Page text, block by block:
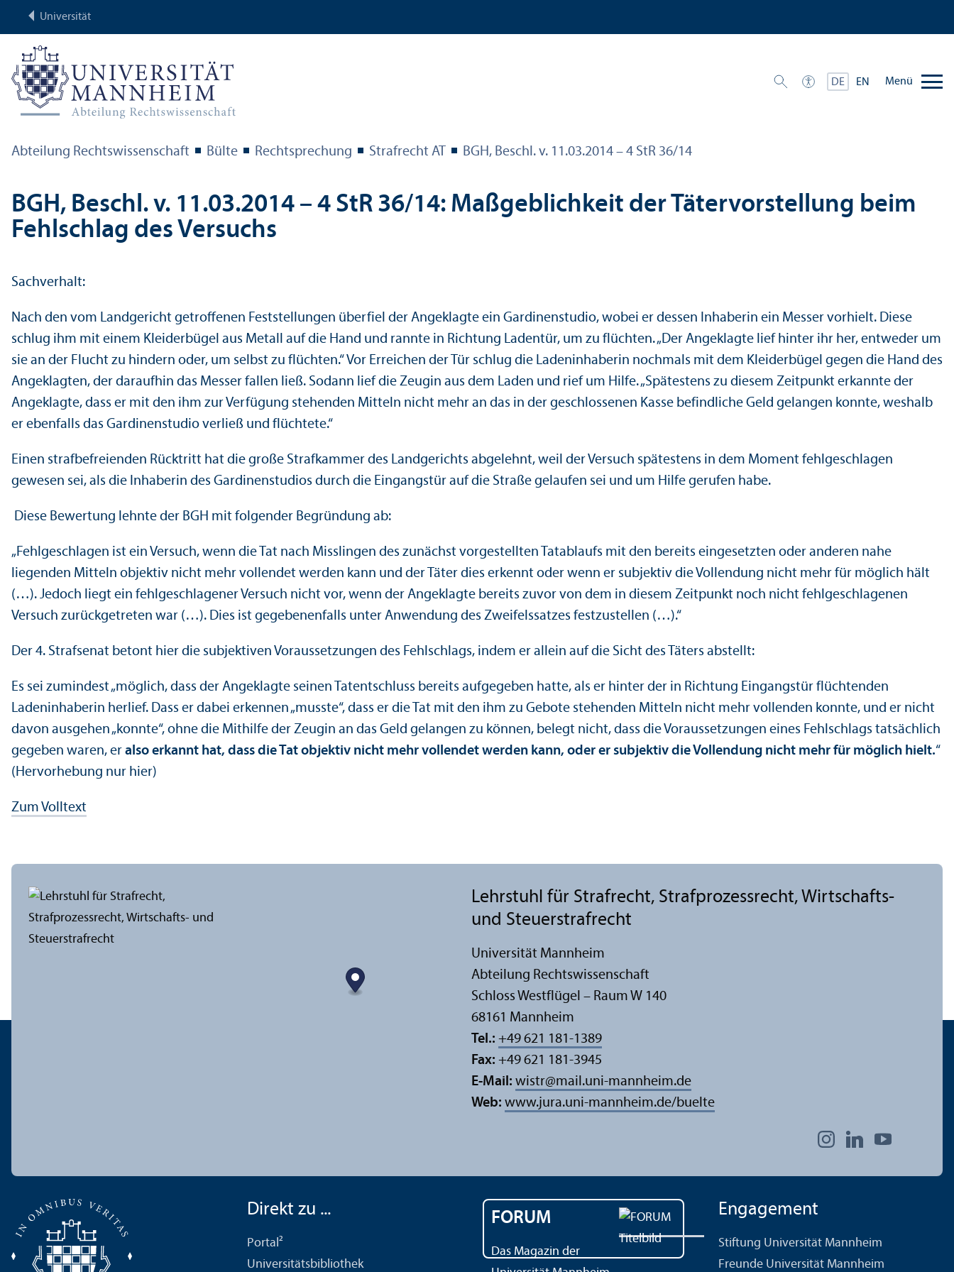
Universität
DE EN Menü
Abteilung Rechts­wissenschaft Bülte Rechts­prechung Strafrecht AT BGH, Beschl. v. 11.03.2014 – 4 StR 36/14
BGH, Beschl. v. 11.03.2014 – 4 StR 36/14: Maßgeblichkeit der Tätervorstellung beim
Fehlschlag des Versuchs
Sachverhalt:
Nach den vom Landgericht getroffenen Feststellungen überfiel der Angeklagte ein Gardinenstudio, wobei er dessen Inhaberin ein Messer vorhielt. Diese
schlug ihm mit einem Kleiderbügel aus Metall auf die Hand und rannte in Richtung Ladentür, um zu flüchten. „Der Angeklagte lief hinter ihr her, entweder um
sie an der Flucht zu hindern oder, um selbst zu flüchten.“ Vor Erreichen der Tür schlug die Ladeninhaberin nochmals mit dem Kleiderbügel gegen die Hand des
Angeklagten, der daraufhin das Messer fallen ließ. Sodann lief die Zeugin aus dem Laden und rief um Hilfe. „Spätestens zu diesem Zeitpunkt erkannte der
Angeklagte, dass er mit den ihm zur Verfügung stehenden Mitteln nicht mehr an das in der geschlossenen Kasse befindliche Geld gelangen konnte, weshalb
er ebenfalls das Gardinenstudio verließ und flüchtete.“
Einen strafbefreienden Rücktritt hat die große Strafkammer des Landgerichts abgelehnt, weil der Versuch spätestens in dem Moment fehlgeschlagen
gewesen sei, als die Inhaberin des Gardinenstudios durch die Eingangstür auf die Straße gelaufen sei und um Hilfe gerufen habe.
Diese Bewertung lehnte der BGH mit folgender Begründung ab:
„Fehlgeschlagen ist ein Versuch, wenn die Tat nach Misslingen des zunächst vorgestellten Tatablaufs mit den bereits eingesetzten oder anderen nahe
liegenden Mitteln objektiv nicht mehr vollendet werden kann und der Täter dies erkennt oder wenn er subjektiv die Vollendung nicht mehr für möglich hält
(…). Jedoch liegt ein fehlgeschlagener Versuch nicht vor, wenn der Angeklagte bereits zuvor von dem in diesem Zeitpunkt noch nicht fehlgeschlagenen
Versuch zurückgetreten war (…). Dies ist gegebenenfalls unter Anwendung des Zweifelssatzes festzustellen (…).“
Der 4. Strafsenat betont hier die subjektiven Voraussetzungen des Fehlschlags, indem er allein auf die Sicht des Täters abstellt:
Es sei zumindest „möglich, dass der Angeklagte seinen Tatentschluss bereits aufgegeben hatte, als er hinter der in Richtung Eingangstür flüchtenden
Ladeninhaberin herlief. Dass er dabei erkennen „musste“, dass er die Tat mit den ihm zu Gebote stehenden Mitteln nicht mehr vollenden konnte, und er nicht
davon ausgehen „konnte“, ohne die Mithilfe der Zeugin an das Geld gelangen zu können, belegt nicht, dass die Voraussetzungen eines Fehlschlags tatsächlich
gegeben waren, er also erkannt hat, dass die Tat objektiv nicht mehr vollendet werden kann, oder er subjektiv die Vollendung nicht mehr für möglich hielt.“
(Hervorhebung nur hier)
Zum Volltext
Lehr­stuhl für Strafrecht, Strafprozess­recht, Wirtschafts-
und Steuerstrafrecht
Universität Mannheim
Abteilung Rechts­wissenschaft
Schloss Westflügel – Raum W 140
68161 Mannheim
Tel.: +49 621 181-1389
Fax: +49 621 181-3945
E-Mail: wistr@mail.uni-mannheim.de
Web: www.jura.uni-mannheim.de/buelte
Direkt zu ...
Portal²
Universitäts­bibliothek
FORUM
Das Magazin der
Engagement
Stiftung Universität Mannheim
Freunde Universität Mannheim